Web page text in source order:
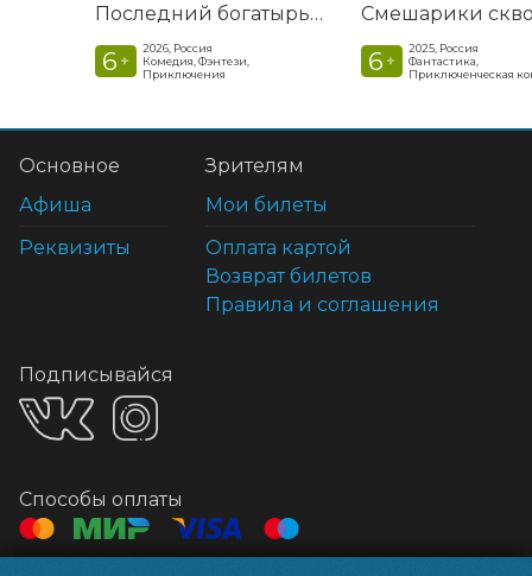
Последний богатырь. Колобок
6 +
2026, Россия
Комедия, Фэнтези,
Приключения
6 +
2025, Россия
Фантастика,
Приключенческая
Основное
Афиша
Реквизиты
Зрителям
Мои билеты
Оплата картой
Возврат билетов
Правила и соглашения
Подписывайся
Способы оплаты